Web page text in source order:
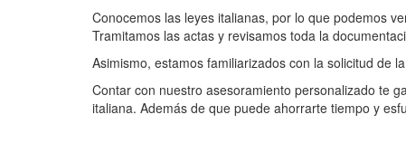
Conocemos las leyes italianas, por lo que podemos
Tramitamos las actas y revisamos toda la
Asimismo, estamos familiarizados con la solicitud de
Contar con nuestro asesoramiento personalizado te
italiana. Además de que puede ahorrarte tiempo y